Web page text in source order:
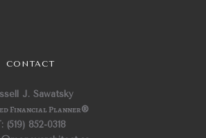
CONTACT
J. Sawatsky
Financial Planner®
(519) 852-0318